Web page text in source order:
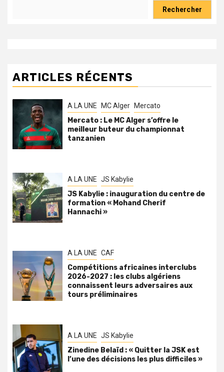
Rechercher
ARTICLES RÉCENTS
A LA UNE MC Alger Mercato
Mercato : Le MC Alger s’offre le
meilleur buteur du championnat
tanzanien
A LA UNE JS Kabylie
JS Kabylie : inauguration du centre de
formation « Mohand Cherif
Hannachi »
A LA UNE CAF
Compétitions africaines interclubs
2026-2027 : les clubs algériens
connaissent leurs adversaires aux
tours préliminaires
A LA UNE JS Kabylie
Zinedine Belaïd : « Quitter la JSK est
l’une des décisions les plus difficiles »